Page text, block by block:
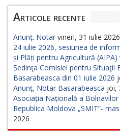
Articole recente
Anunț. Notar vineri, 31 iulie 2026
24 iulie 2026, sesiunea de
și Plăți pentru Agricultură (AIPA)
Ședinţa Comisiei pentru Situaţii
Basarabeasca din 01 iulie 2026
Anunț, Notar Basarabeasca joi,
Asociația Națională a
Republica Moldova „SMIT”-
2026